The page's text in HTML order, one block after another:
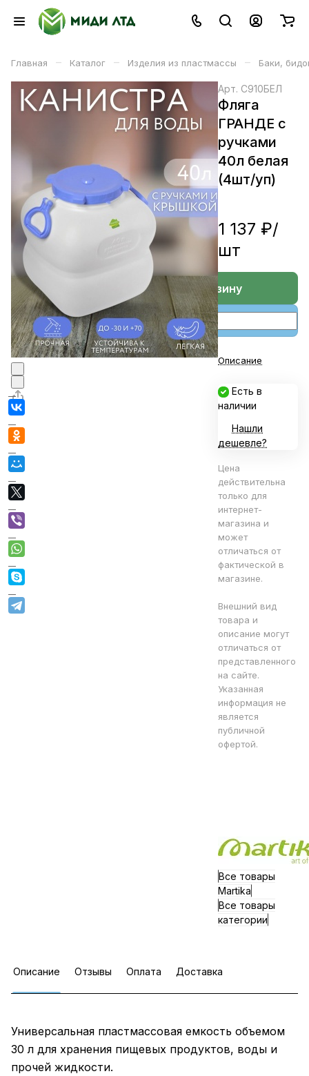
Главная – Каталог – Изделия из пластмассы – Баки,
Арт. С910БЕЛ
Фляга
ГРАНДЕ с
ручками
40л белая
(4шт/уп)
1 137 ₽/
шт
В корзину
Описание
Есть в
наличии
Нашли
дешевле?
Цена
действительна
только для
интернет-
магазина и
может
отличаться от
фактической в
магазине.
Внешний вид
товара и
описание могут
отличаться от
представленного
на сайте.
Указанная
информация не
является
публичной
офертой.
Все товары
Martika
Все товары
категории
Описание Отзывы Оплата Доставка
Универсальная пластмассовая емкость объемом
30 л для хранения пищевых продуктов, воды и
прочей жидкости.